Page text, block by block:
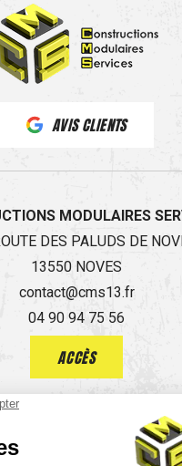
AVIS CLIENTS
MODULAIRES
DES PALUDS DE
13550 NOVES
contact@cms13.fr
04 90 94 75 56
ACCÈS
complémentaires